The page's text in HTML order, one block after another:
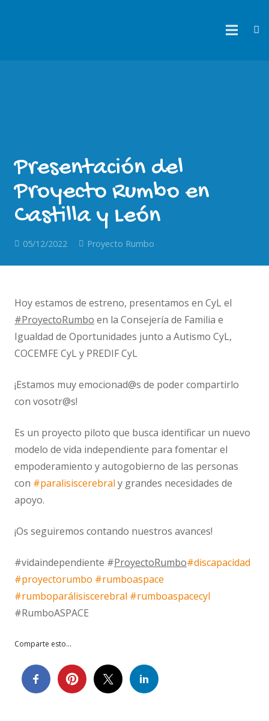
Presentación del
Proyecto Rumbo en
Castilla y León
05/12/2022 Proyecto Rumbo
Hoy estamos de estreno, presentamos en CyL el
#ProyectoRumbo en la Consejería de Familia e
Igualdad de Oportunidades junto a Autismo CyL,
COCEMFE CyL y PREDIF CyL
¡Estamos muy emocionad@s de poder compartirlo
con vosotr@s!
Es un proyecto piloto que busca identificar un nuevo
modelo de vida independiente para fomentar el
empoderamiento y autogobierno de las personas
con #paralisiscerebral y grandes necesidades de
apoyo.
¡Os seguiremos contando nuestros avances!
#vidaindependiente #ProyectoRumbo#discapacidad
#proyectorumbo #rumboaspace
#rumboparálisiscerebral #rumboaspacecyl
#RumboASPACE
Comparte esto...